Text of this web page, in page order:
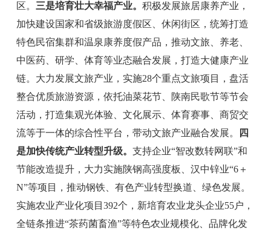
区。 三是培育壮大幸福产业。 积极发展旅居康养产业，
加快建设国家和省级旅游度假区、休闲街区，统筹打造
特色民宿集群和温泉康养度假产品， 推动文旅、养老、
中医药、研学、体育等业态融合发展，打造大健康产业
链。 大力发展文旅产业，实施28个重点文旅项目，盘活
整合优质旅游资源，依托油菜花节、陕南民歌节等节会
活动，打造集观光体验、文化展示、体育赛事、商贸交
流等于一体的综合性平台，带动文旅产业融合发展。
四
是加快传统产业转型升级。 支持企业“智改数转网联”和
节能改造提升，大力实施陕钢高强度板、 汉中锌业“6 ＋
N”等项目， 推动钢铁、有色产业转型换道、 绿色发展。
实施农业产业化项目 392个，新培育农业龙头企业55户，
全链条推进“茶药菌畜渔”等特色农业规模化、品牌化发